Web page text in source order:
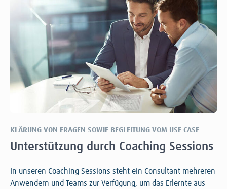
KLÄRUNG VON FRAGEN SOWIE BEGLEITUNG VOM USE CASE
Unterstützung durch Coaching Sessions
In unseren Coaching Sessions steht ein Consultant mehreren
Anwendern und Teams zur Verfügung, um das Erlernte aus